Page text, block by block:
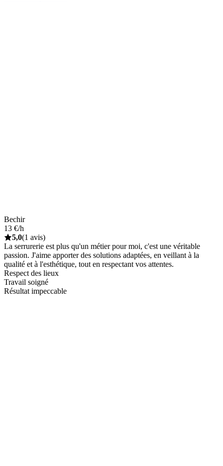
Bechir
13 €/h
5,0(1 avis)
La serrurerie est plus qu'un métier pour moi, c'est une véritable
passion. J'aime apporter des solutions adaptées, en veillant à la
qualité et à l'esthétique, tout en respectant vos attentes.
Respect des lieux
Travail soigné
Résultat impeccable